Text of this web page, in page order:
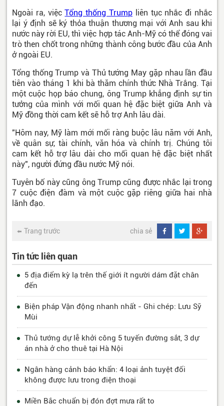
Ngoài ra, việcTổng thống Trump liên tục nhắc đi nhắc
lại ý định sẽ ký thỏa thuận thương mại với Anh sau khi
nước này rời EU, thì việc hợp tác Anh-Mỹ có thể đóng vai
trò then chốt trong những thành công bước đầu của Anh
ở ngoài EU.
Tổng thống Trump và Thủ tướng May gặp nhau lần đầu
tiên vào tháng 1 khi bà thăm chính thức Nhà Trắng. Tại
một cuộc họp báo chung, ông Trump khẳng định sự tin
tưởng của mình với mối quan hệ đặc biệt giữa Anh và
Mỹ đồng thời cam kết sẽ hỗ trợ Anh lâu dài.
"Hôm nay, Mỹ làm mới mối ràng buộc lâu năm với Anh,
về quân sự, tài chính, văn hóa và chính trị. Chúng tôi
cam kết hỗ trợ lâu dài cho mối quan hệ đặc biệt nhất
này", người đứng đầu nước Mỹ nói.
Tuyên bố này cũng ông Trump cũng được nhắc lại trong
7 cuộc điện đàm và một cuộc gặp riêng giữa hai nhà
lãnh đạo.
Trang trước chia sẻ
Tin tức liên quan
5 địa điểm kỳ lạ trên thế giới ít người dám đặt chân
đến
Biện pháp Vận động nhanh nhất - Ghi chép: Lưu Sỹ
Mùi
Thủ tướng dự lễ khởi công 5 tuyến đường sắt, 3 dự
án nhà ở cho thuê tại Hà Nội
Ngân hàng cảnh báo khẩn: 4 loại ảnh tuyệt đối
không được lưu trong điện thoại
Miền Bắc chuẩn bị đón đợt mưa rất to